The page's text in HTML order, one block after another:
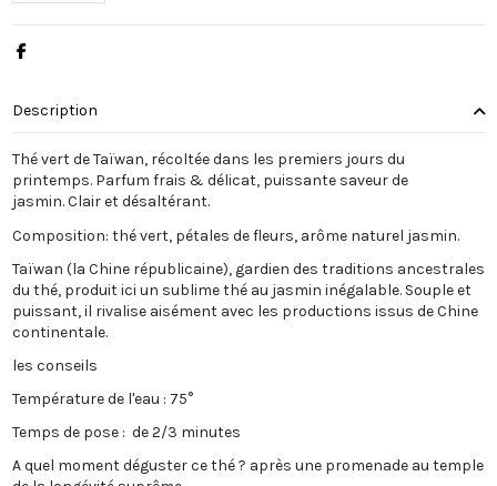
Description
Thé vert de Taïwan, récoltée dans les premiers jours du
printemps. Parfum frais & délicat, puissante saveur de
jasmin. Clair et désaltérant.
Composition: thé vert, pétales de fleurs, arôme naturel jasmin.
Taïwan (la Chine républicaine), gardien des traditions ancestrales
du thé, produit ici un sublime thé au jasmin inégalable. Souple et
puissant, il rivalise aisément avec les productions issus de Chine
continentale.
les conseils
Température de l'eau : 75°
Temps de pose : de 2/3 minutes
A quel moment déguster ce thé ? après une promenade au temple